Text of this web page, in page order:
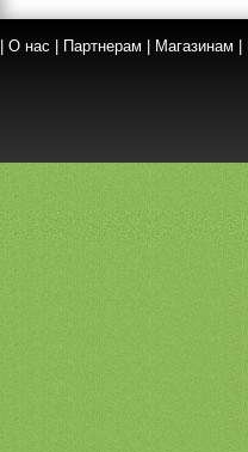
О нас Партнерам Магазинам